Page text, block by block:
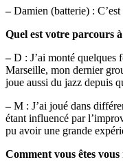
–Damien (batterie) :
Quel est votre parcours
–D : J’ai monté quelques
Marseille, mon dernier
joue aussi du jazz depuis
–M : J’ai joué dans
étant influencé par
pu avoir une grande
Comment vous êtes